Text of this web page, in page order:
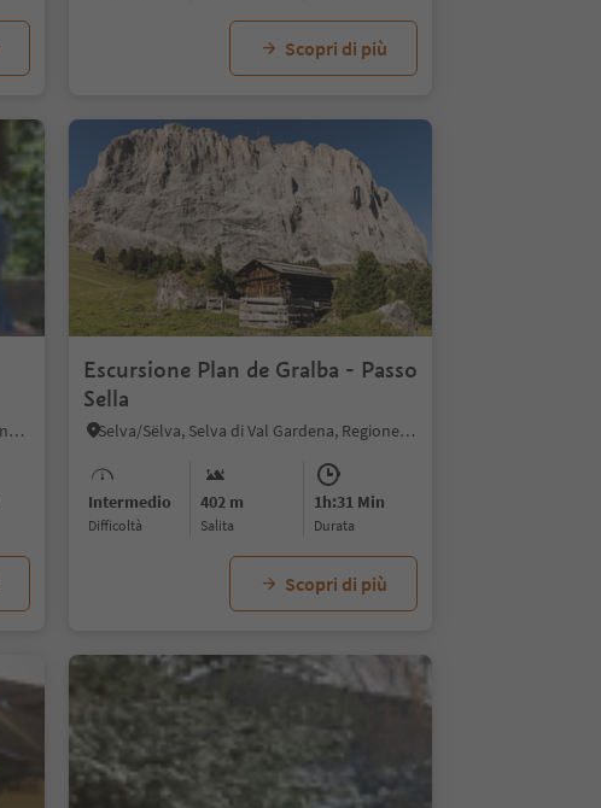
Scopri di più
S.Cristina Gherdëina/S.Cristina Val Gardena, Santa Cristina Val Gardena, Regione dolomitica Val Gardena
Escursione Plan de Gralba - Passo
Sella
Selva/Sëlva, Selva di Val Gardena, Regione dolomitica Val Gardena
Intermedio
Difficoltà
402 m
Salita
1h:31 Min
durata
Scopri di più